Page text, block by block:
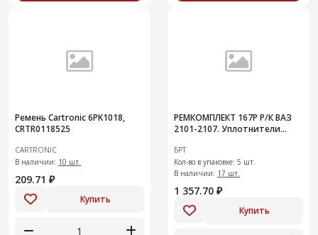
Ремень Cartronic 6PK1018,
CRTR0118525
CARTRONIC
В наличии: 10 шт.
209.71 ₽
Купить
РЕМКОМПЛЕКТ 167Р Р/К ВАЗ
2101-2107. Уплотнители
БРТ
Кол-во в упаковке: 5 шт.
В наличии: 17 шт.
1 357.70 ₽
Купить